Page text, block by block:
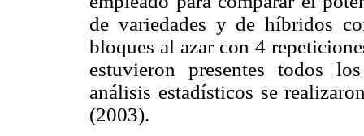
de variedades y de híbridos
bloques al azar con 4
estuvieron presentes todos
análisis estadísticos se
(2003).